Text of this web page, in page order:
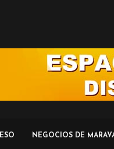
NEGOCIOS DE